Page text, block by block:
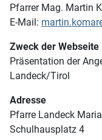
Pfarrer Mag. Martin
E-Mail:
Zweck der Webseite
Präsentation der
Landeck/Tirol
Adresse
Pfarre Landeck
Schulhausplatz 4